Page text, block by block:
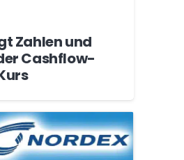
Zahlen und
Cashflow-